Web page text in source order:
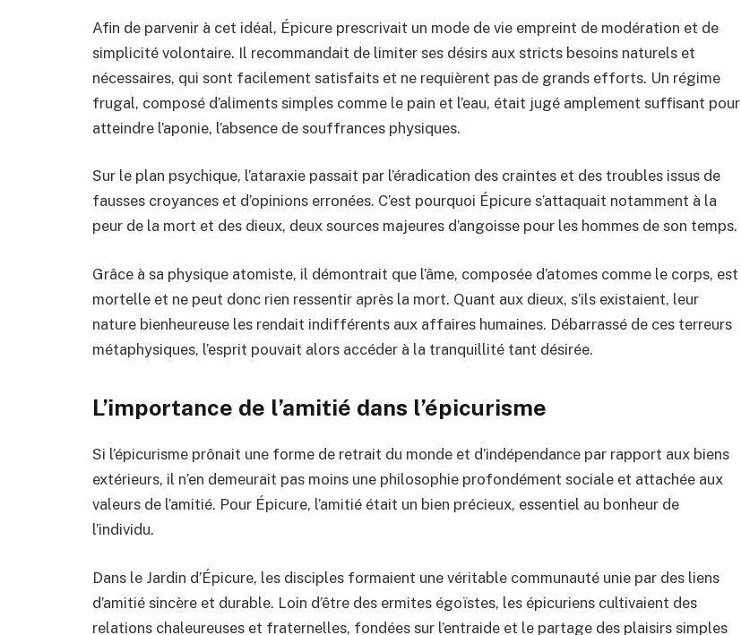
Afin de parvenir à cet idéal, Épicure prescrivait un mode de vie empreint de modération et de
simplicité volontaire. Il recommandait de limiter ses désirs aux stricts besoins naturels et
nécessaires, qui sont facilement satisfaits et ne requièrent pas de grands efforts. Un régime
frugal, composé d’aliments simples comme le pain et l’eau, était jugé amplement suffisant pour
atteindre l’aponie, l’absence de souffrances physiques.
Sur le plan psychique, l’ataraxie passait par l’éradication des craintes et des troubles issus de
fausses croyances et d’opinions erronées. C’est pourquoi Épicure s’attaquait notamment à la
peur de la mort et des dieux, deux sources majeures d’angoisse pour les hommes de son temps.
Grâce à sa physique atomiste, il démontrait que l’âme, composée d’atomes comme le corps, est
mortelle et ne peut donc rien ressentir après la mort. Quant aux dieux, s’ils existaient, leur
nature bienheureuse les rendait indifférents aux affaires humaines. Débarrassé de ces terreurs
métaphysiques, l’esprit pouvait alors accéder à la tranquillité tant désirée.
L’importance de l’amitié dans l’épicurisme
Si l’épicurisme prônait une forme de retrait du monde et d’indépendance par rapport aux biens
extérieurs, il n’en demeurait pas moins une philosophie profondément sociale et attachée aux
valeurs de l’amitié. Pour Épicure, l’amitié était un bien précieux, essentiel au bonheur de
l’individu.
Dans le Jardin d’Épicure, les disciples formaient une véritable communauté unie par des liens
d’amitié sincère et durable. Loin d’être des ermites égoïstes, les épicuriens cultivaient des
relations chaleureuses et fraternelles, fondées sur l’entraide et le partage des plaisirs simples